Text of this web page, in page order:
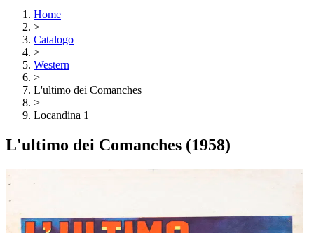
Home
>
Catalogo
>
Western
>
L'ultimo dei Comanches
>
Locandina 1
L'ultimo dei Comanches (1958)